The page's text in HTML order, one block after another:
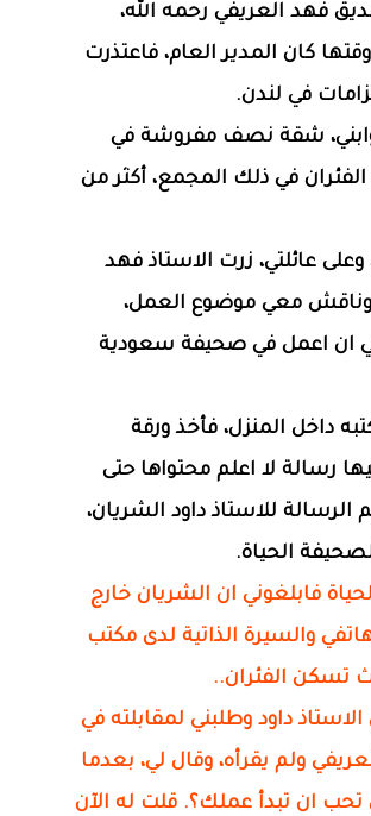
فهد العريفي رحمه الله،
كان المدير العام، فاعتذرت
في لندن.
وابني، شقة نصف مفروشة في
في ذلك المجمع، أكثر من
وعلى عائلتي، زرت الاستاذ فهد
وناقش معي موضوع العمل،
ان اعمل في صحيفة سعودية
داخل المنزل، فأخذ ورقة
رسالة لا اعلم محتواها حتى
للاستاذ داود الشريان،
الحياة.
فابلغوني ان الشريان خارج
والسيرة الذاتية لدى مكتب
تسكن الفئران..
معي الاستاذ داود وطلبني لمقابلته في
ولم يقرأه، وقال لي، بعدما
تحب ان تبدأ عملك؟. قلت له الآن